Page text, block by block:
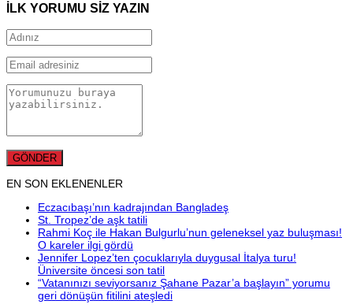
İLK YORUMU SİZ YAZIN
EN SON EKLENENLER
Eczacıbaşı’nın kadrajından Bangladeş
St. Tropez’de aşk tatili
Rahmi Koç ile Hakan Bulgurlu’nun geleneksel yaz buluşması!
O kareler ilgi gördü
Jennifer Lopez’ten çocuklarıyla duygusal İtalya turu!
Üniversite öncesi son tatil
“Vatanınızı seviyorsanız Şahane Pazar’a başlayın” yorumu
geri dönüşün fitilini ateşledi